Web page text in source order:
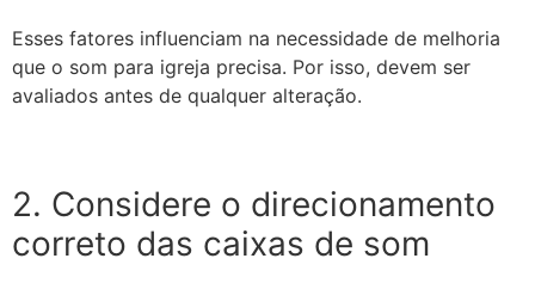
Esses fatores influenciam na necessidade de melhoria
que o som para igreja precisa. Por isso, devem ser
avaliados antes de qualquer alteração.
2. Considere o direcionamento
correto das caixas de som